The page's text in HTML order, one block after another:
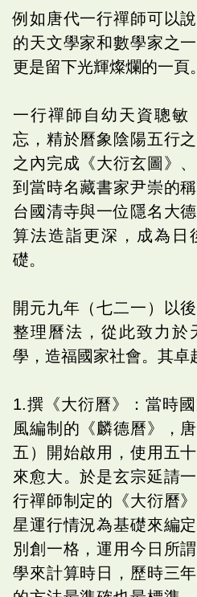
例如唐代一行禪師可以
的天文學家和數學家之
更是留下光輝燦爛的一頁。
一行禪師自幼天資聰敏
忘，精於曆象陰陽五行
之內完成《大衍玄圖》
到當時名藏書家尹崇的
台國清寺與一位隱名大
算法造詣更深，成為日
礎。
開元九年（七二一）以
整理曆法，從此致力於
學，造福國家社會。其卓
1.撰《大衍曆》：當時
風編制的《麟德曆》，
五）開始啟用，使用五
來愈大。於是玄宗延請
行禪師制定的《大衍曆
星運行情況為基礎來編
別創一格，運用今日所
學來計算時日，歷時三